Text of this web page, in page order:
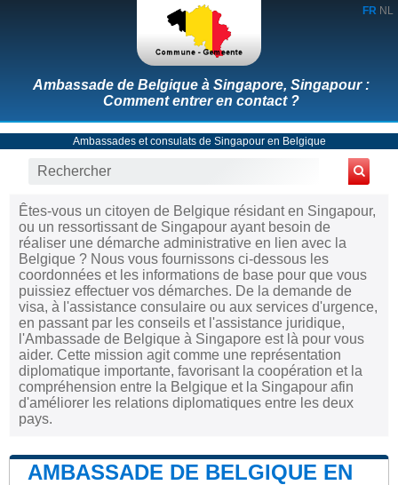
FR NL
Ambassade de Belgique à Singapore, Singapour :
Comment entrer en contact ?
Ambassades et consulats de Singapour en Belgique
Êtes-vous un citoyen de Belgique résidant en Singapour,
ou un ressortissant de Singapour ayant besoin de
réaliser une démarche administrative en lien avec la
Belgique ? Nous vous fournissons ci-dessous les
coordonnées et les informations de base pour que vous
puissiez effectuer vos démarches. De la demande de
visa, à l'assistance consulaire ou aux services d'urgence,
en passant par les conseils et l'assistance juridique,
l'Ambassade de Belgique à Singapore est là pour vous
aider. Cette mission agit comme une représentation
diplomatique importante, favorisant la coopération et la
compréhension entre la Belgique et la Singapour afin
d'améliorer les relations diplomatiques entre les deux
pays.
AMBASSADE DE BELGIQUE EN